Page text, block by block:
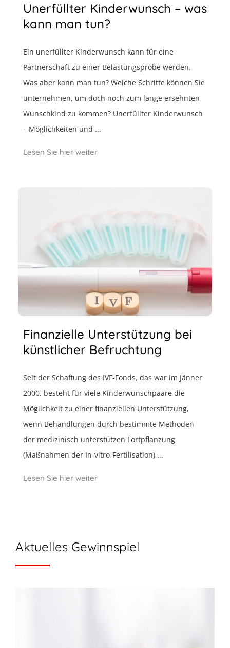
Unerfüllter Kinderwunsch – was
kann man tun?
Ein unerfüllter Kinderwunsch kann für eine
Partnerschaft zu einer Belastungsprobe werden.
Was aber kann man tun? Welche Schritte können Sie
unternehmen, um doch noch zum lange ersehnten
Wunschkind zu kommen? Unerfüllter Kinderwunsch
– Möglichkeiten und ...
Lesen Sie hier weiter
Finanzielle Unterstützung bei
künstlicher Befruchtung
Seit der Schaffung des IVF-Fonds, das war im Jänner
2000, besteht für viele Kinderwunschpaare die
Möglichkeit zu einer finanziellen Unterstützung,
wenn Behandlungen durch bestimmte Methoden
der medizinisch unterstützen Fortpflanzung
(Maßnahmen der In-vitro-Fertilisation) ...
Lesen Sie hier weiter
Aktuelles Gewinnspiel